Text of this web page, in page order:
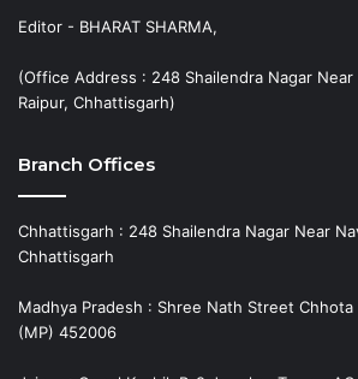
Editor - BHARAT SHARMA,
(Office Address : 248 Shailendra Nagar Near
Raipur, Chhattisgarh)
Branch Offices
Chhattisgarh : 248 Shailendra Nagar Near
Chhattisgarh
Madhya Pradesh : Shree Nath Street Chhota
(MP) 452006